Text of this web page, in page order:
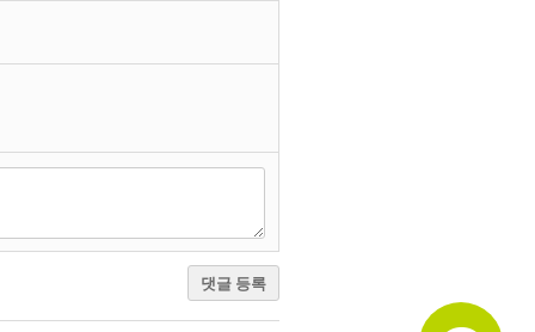
댓글 등록